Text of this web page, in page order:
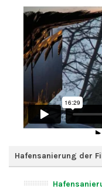
Hafensanierung der